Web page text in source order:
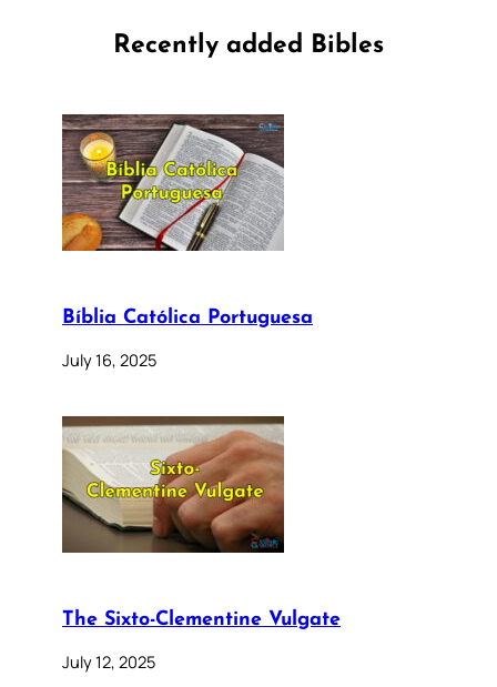
Recently added Bibles
Bíblia Católica Portuguesa
July 16, 2025
The Sixto-Clementine Vulgate
July 12, 2025